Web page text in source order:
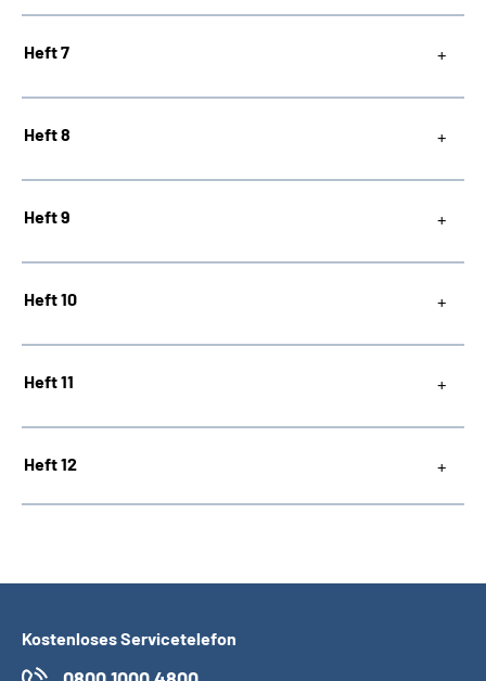
Heft 7
Heft 8
Heft 9
Heft 10
Heft 11
Heft 12
Kostenloses Servicetelefon